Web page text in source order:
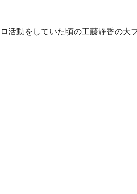
活動をしていた頃の工藤静香の大